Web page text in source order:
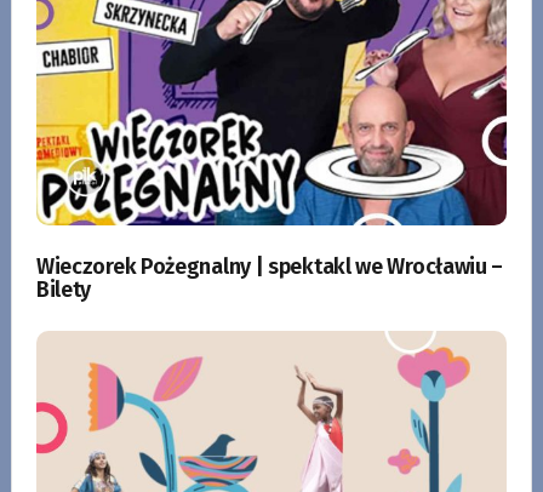
Wieczorek Pożegnalny | spektakl we Wrocławiu –
Bilety